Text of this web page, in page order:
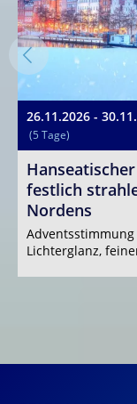
26.11.2026 -
(5 Tage)
festlich
Nordens
Lichterglanz,